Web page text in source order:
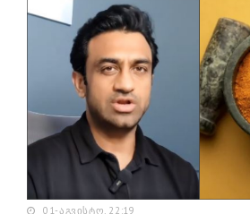
01-ᲐᲒᲕᲘᲡᲢᲝ, 22:19